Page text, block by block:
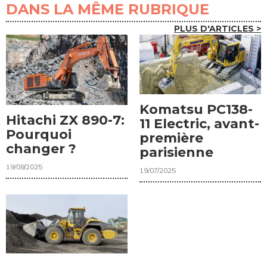
DANS LA MÊME RUBRIQUE
PLUS D'ARTICLES >
Hitachi ZX 890-7:
Pourquoi
changer ?
19/08/2025
Komatsu PC138-
11 Electric, avant-
première
parisienne
19/07/2025